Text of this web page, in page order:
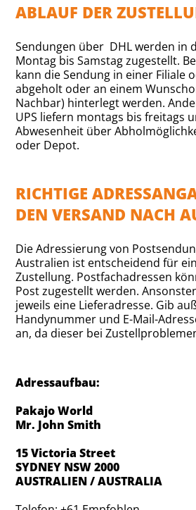
ABLAUF DER
Sendungen über DHL werden in
Montag bis Samstag zugestellt.
kann die Sendung in einer Filiale
abgeholt oder an einem
Nachbar) hinterlegt werden.
UPS liefern montags bis freitags
Abwesenheit über
oder Depot.
RICHTIGE
DEN VERSAND NACH
Die Adressierung von
Australien ist entscheidend für
Zustellung. Postfachadressen
Post zugestellt werden.
jeweils eine Lieferadresse. Gib
Handynummer und E-Mail-
an, da dieser bei
Adressaufbau:
Pakajo World
Mr. John Smith
15 Victoria Street
SYDNEY NSW 2000
AUSTRALIEN / AUSTRALIA